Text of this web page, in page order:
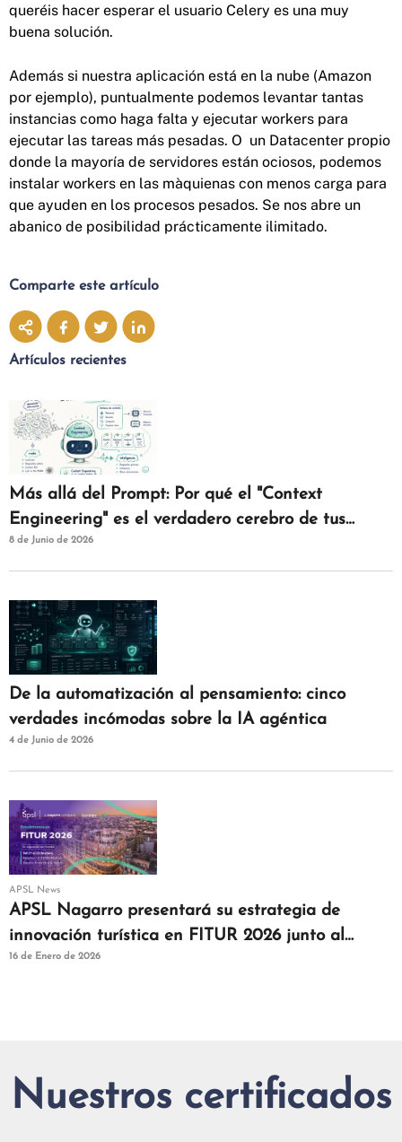
queréis hacer esperar el usuario Celery es una muy
buena solución.
Además si nuestra aplicación está en la nube (Amazon
por ejemplo), puntualmente podemos levantar tantas
instancias como haga falta y ejecutar workers para
ejecutar las tareas más pesadas. O un Datacenter propio
donde la mayoría de servidores están ociosos, podemos
instalar workers en las màquienas con menos carga para
que ayuden en los procesos pesados. Se nos abre un
abanico de posibilidad prácticamente ilimitado.
Comparte este artículo
Artículos recientes
Más allá del Prompt: Por qué el "Context
Engineering" es el verdadero cerebro de tus
agentes de IAM
8 de Junio de 2026
De la automatización al pensamiento: cinco
verdades incómodas sobre la IA agéntica
4 de Junio de 2026
APSL News
APSL Nagarro presentará su estrategia de
innovación turística en FITUR 2026 junto al
clúster Turistec
16 de Enero de 2026
Nuestros certificados